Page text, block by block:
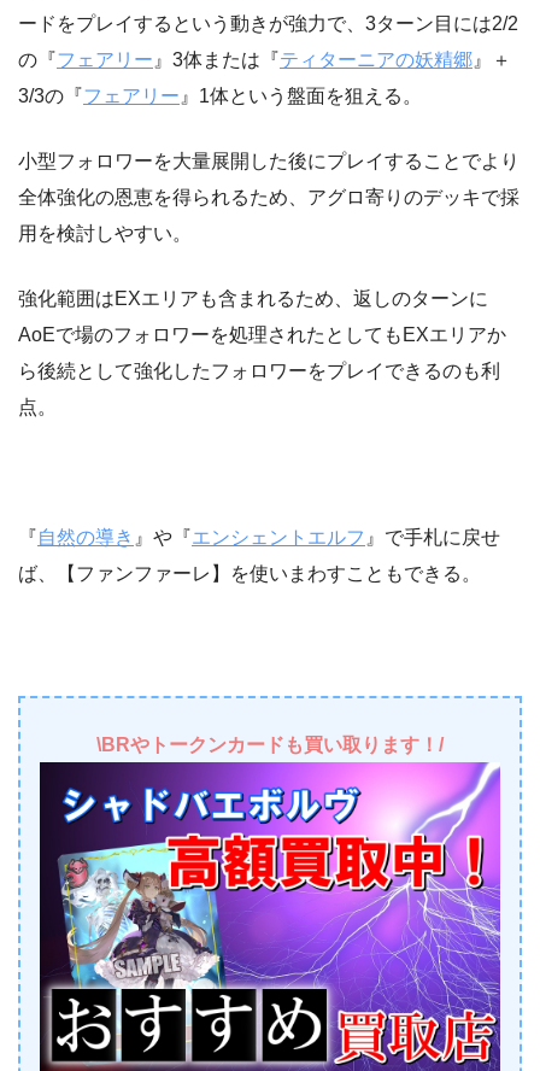
ードをプレイするという動きが強力で、3ターン目には2/2
の『フェアリー 』3体または『ティターニアの妖精郷 』＋
3/3の『フェアリー 』1体という盤面を狙える。
小型フォロワーを大量展開した後にプレイすることでより
全体強化の恩恵を得られるため、アグロ寄りのデッキで採
用を検討しやすい。
強化範囲はEXエリアも含まれるため、返しのターンに
AoEで場のフォロワーを処理されたとしてもEXエリアか
ら後続として強化したフォロワーをプレイできるのも利
点。
『自然の導き 』や『エンシェントエルフ 』で手札に戻せ
ば、【ファンファーレ】を使いまわすこともできる。
\BRやトークンカードも買い取ります！/